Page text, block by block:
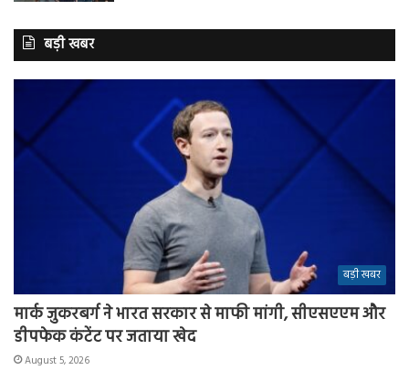
बड़ी खबर
बड़ी खबर
मार्क जुकरबर्ग ने भारत सरकार से माफी मांगी, सीएसएएम और
डीपफेक कंटेंट पर जताया खेद
August 5, 2026